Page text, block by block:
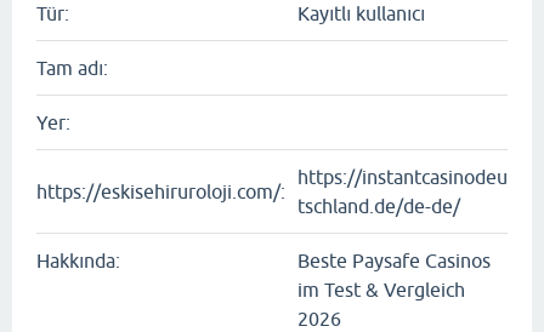
Tür: Kayıtlı kullanıcı
Tam adı:
Yer:
https://eskisehiruroloji.com/:
https://instantcasinodeu
tschland.de/de-de/
Hakkında:
Beste Paysafe Casinos
im Test & Vergleich
2026